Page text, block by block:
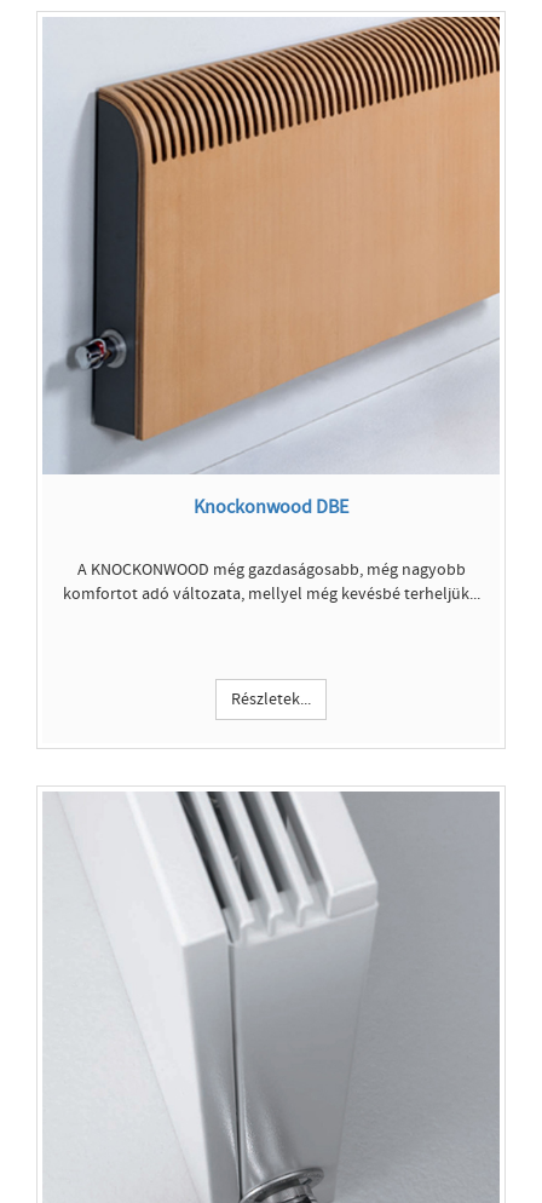
Knockonwood DBE
A KNOCKONWOOD még gazdaságosabb, még nagyobb
komfortot adó változata, mellyel még kevésbé terheljük...
Részletek...